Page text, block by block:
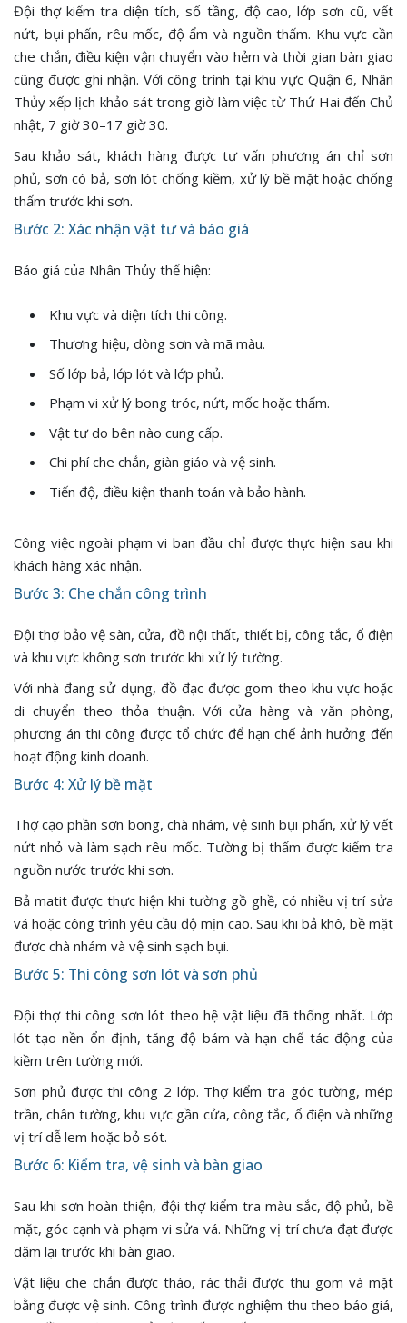
Đội thợ kiểm tra diện tích, số tầng, độ cao, lớp sơn cũ, vết
nứt, bụi phấn, rêu mốc, độ ẩm và nguồn thấm. Khu vực cần
che chắn, điều kiện vận chuyển vào hẻm và thời gian bàn giao
cũng được ghi nhận. Với công trình tại khu vực Quận 6, Nhân
Thủy xếp lịch khảo sát trong giờ làm việc từ Thứ Hai đến Chủ
nhật, 7 giờ 30–17 giờ 30.
Sau khảo sát, khách hàng được tư vấn phương án chỉ sơn
phủ, sơn có bả, sơn lót chống kiềm, xử lý bề mặt hoặc chống
thấm trước khi sơn.
Bước 2: Xác nhận vật tư và báo giá
Báo giá của Nhân Thủy thể hiện:
Khu vực và diện tích thi công.
Thương hiệu, dòng sơn và mã màu.
Số lớp bả, lớp lót và lớp phủ.
Phạm vi xử lý bong tróc, nứt, mốc hoặc thấm.
Vật tư do bên nào cung cấp.
Chi phí che chắn, giàn giáo và vệ sinh.
Tiến độ, điều kiện thanh toán và bảo hành.
Công việc ngoài phạm vi ban đầu chỉ được thực hiện sau khi
khách hàng xác nhận.
Bước 3: Che chắn công trình
Đội thợ bảo vệ sàn, cửa, đồ nội thất, thiết bị, công tắc, ổ điện
và khu vực không sơn trước khi xử lý tường.
Với nhà đang sử dụng, đồ đạc được gom theo khu vực hoặc
di chuyển theo thỏa thuận. Với cửa hàng và văn phòng,
phương án thi công được tổ chức để hạn chế ảnh hưởng đến
hoạt động kinh doanh.
Bước 4: Xử lý bề mặt
Thợ cạo phần sơn bong, chà nhám, vệ sinh bụi phấn, xử lý vết
nứt nhỏ và làm sạch rêu mốc. Tường bị thấm được kiểm tra
nguồn nước trước khi sơn.
Bả matit được thực hiện khi tường gồ ghề, có nhiều vị trí sửa
vá hoặc công trình yêu cầu độ mịn cao. Sau khi bả khô, bề mặt
được chà nhám và vệ sinh sạch bụi.
Bước 5: Thi công sơn lót và sơn phủ
Đội thợ thi công sơn lót theo hệ vật liệu đã thống nhất. Lớp
lót tạo nền ổn định, tăng độ bám và hạn chế tác động của
kiềm trên tường mới.
Sơn phủ được thi công 2 lớp. Thợ kiểm tra góc tường, mép
trần, chân tường, khu vực gần cửa, công tắc, ổ điện và những
vị trí dễ lem hoặc bỏ sót.
Bước 6: Kiểm tra, vệ sinh và bàn giao
Sau khi sơn hoàn thiện, đội thợ kiểm tra màu sắc, độ phủ, bề
mặt, góc cạnh và phạm vi sửa vá. Những vị trí chưa đạt được
dặm lại trước khi bàn giao.
Vật liệu che chắn được tháo, rác thải được thu gom và mặt
bằng được vệ sinh. Công trình được nghiệm thu theo báo giá,